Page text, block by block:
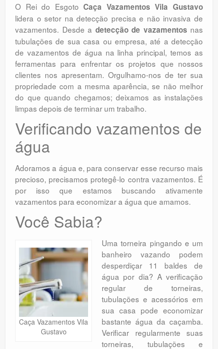
O Rei do EsgotoCaça Vazamentos Vila Gustavo
lidera o setor na detecção precisa e não invasiva de
vazamentos. Desde a detecção de vazamentos nas
tubulações de sua casa ou empresa, até a detecção
de vazamentos de água na linha principal, temos as
ferramentas para enfrentar os projetos que nossos
clientes nos apresentam. Orgulhamo-nos de ter sua
propriedade com a mesma aparência, se não melhor
do que quando chegamos; deixamos as instalações
limpas depois de terminar um trabalho.
Verificando vazamentos de
água
Adoramos a água e, para conservar esse recurso mais
precioso, precisamos protegê-lo contra vazamentos. É
por isso que estamos buscando ativamente
vazamentos para economizar a água que amamos.
Você Sabia?
Caça Vazamentos Vila
Gustavo
Uma torneira pingando e um
banheiro vazando podem
desperdiçar 11 baldes de
água por dia? A verificação
regular de torneiras,
tubulações e acessórios em
sua casa pode economizar
bastante água da caçamba.
Verificar regularmente suas
torneiras, tubulações e